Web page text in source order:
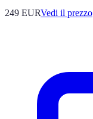
249 EURVedi il prezzo